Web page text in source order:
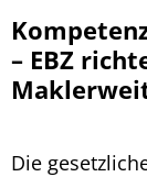
– EBZ
Die